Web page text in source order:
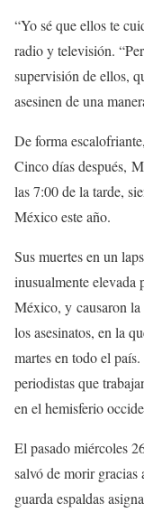
“Yo sé que ellos te
radio y televisión.
supervisión de ellos,
asesinen de una
De forma
Cinco días después,
las 7:00 de la tarde,
México este año.
Sus muertes en un
inusualmente elevada
México, y causaron la
los asesinatos, en la
martes en todo el
periodistas que
en el hemisferio
El pasado miércoles
salvó de morir gracias
guarda espaldas